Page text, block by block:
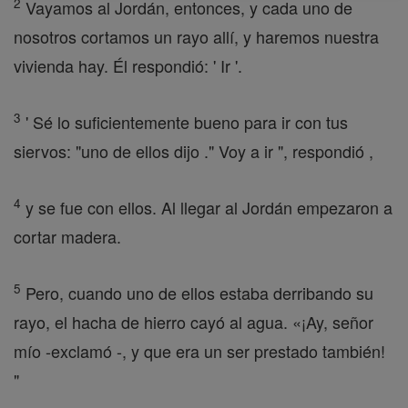
Vayamos al Jordán, entonces, y cada uno de
nosotros cortamos un rayo allí, y haremos nuestra
vivienda hay. Él respondió: ' Ir '.
3 ' Sé lo suficientemente bueno para ir con tus
siervos: "uno de ellos dijo ." Voy a ir ", respondió ,
4 y se fue con ellos. Al llegar al Jordán empezaron a
cortar madera.
5 Pero, cuando uno de ellos estaba derribando su
rayo, el hacha de hierro cayó al agua. «¡Ay, señor
mío -exclamó -, y que era un ser prestado también!
"